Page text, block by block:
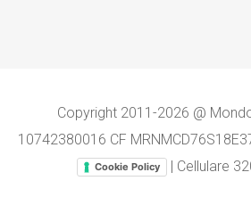
Copyright 2011-2026 @
10742380016 CF
Cookie Policy | Cellulare